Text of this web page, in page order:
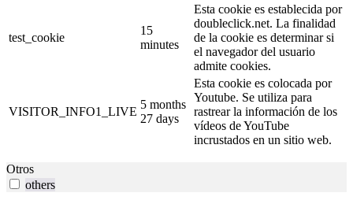
test_cookie
15
minutes
Esta cookie es establecida por
doubleclick.net. La finalidad
de la cookie es determinar si
el navegador del usuario
admite cookies.
VISITOR_INFO1_LIVE
5 months
27 days
Esta cookie es colocada por
Youtube. Se utiliza para
rastrear la información de los
vídeos de YouTube
incrustados en un sitio web.
Otros
others